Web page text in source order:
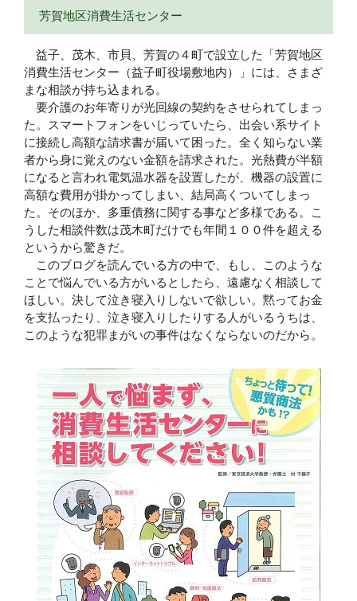
芳賀地区消費生活センター
益子、茂木、市貝、芳賀の４町で設立した「芳賀地区
消費生活センター（益子町役場敷地内）」には、さまざ
まな相談が持ち込まれる。
要介護のお年寄りが光回線の契約をさせられてしまっ
た。スマートフォンをいじっていたら、出会い系サイト
に接続し高額な請求書が届いて困った。全く知らない業
者から身に覚えのない金額を請求された。光熱費が半額
になると言われ電気温水器を設置したが、機器の設置に
高額な費用が掛かってしまい、結局高くついてしまっ
た。そのほか、多重債務に関する事など多様である。こ
うした相談件数は茂木町だけでも年間１００件を超える
というから驚きだ。
このブログを読んでいる方の中で、もし、このような
ことで悩んでいる方がいるとしたら、遠慮なく相談して
ほしい。決して泣き寝入りしないで欲しい。黙ってお金
を支払ったり、泣き寝入りしたりする人がいるうちは、
このような犯罪まがいの事件はなくならないのだから。